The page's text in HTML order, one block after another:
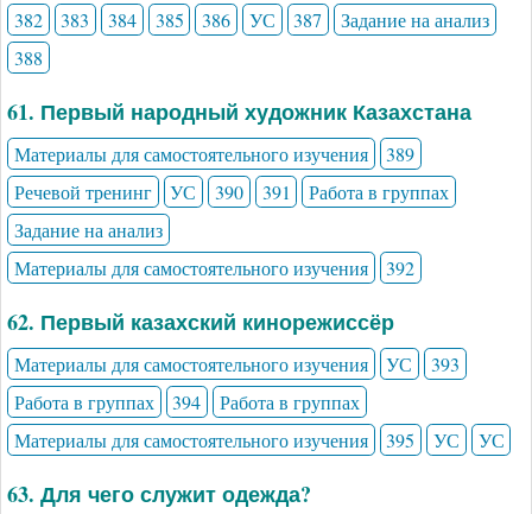
382
383 384 385 386 УС 387
Задание на анализ
388
61. Первый народный художник Казахстана
Материалы для самостоятельного изучения
389
Речевой тренинг
УС 390 391
Работа в группах
Задание на анализ
Материалы для самостоятельного изучения
392
62. Первый казахский кинорежиссёр
Материалы для самостоятельного изучения УС
393
Работа в группах
394
Работа в группах
Материалы для самостоятельного изучения
395 УС УС
63. Для чего служит одежда?